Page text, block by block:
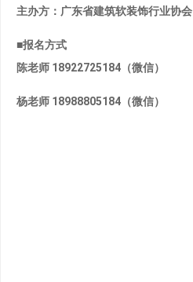
主办方：广东省建筑软装饰行业协会
■报名方式
陈老师 18922725184（微信）
杨老师 18988805184（微信）